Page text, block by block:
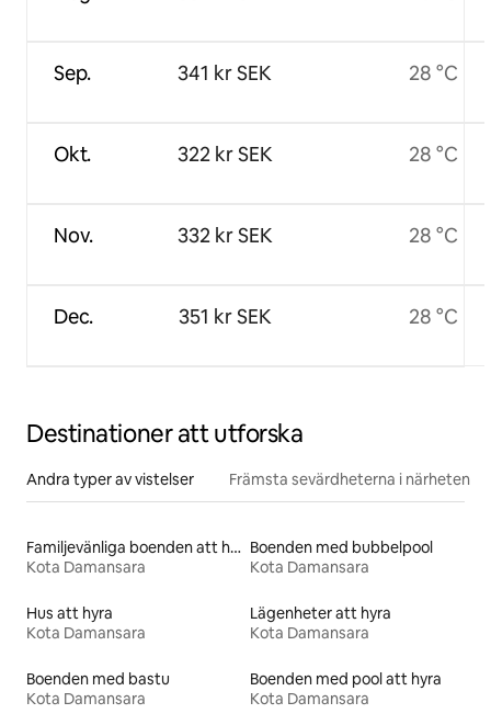
Sep.
Okt.
Nov.
Dec.
341 kr SEK
322 kr SEK
332 kr SEK
351 kr SEK
28 °C
28 °C
28 °C
28 °C
Destinationer att utforska
Andra typer av vistelser Främsta sevärdheterna i närheten
Familjevänliga boenden att hyra
Kota Damansara
Boenden med bubbelpool
Kota Damansara
Hus att hyra
Kota Damansara
Lägenheter att hyra
Kota Damansara
Boenden med bastu
Kota Damansara
Boenden med pool att hyra
Kota Damansara